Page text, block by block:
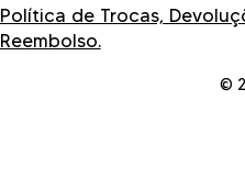
Política de Trocas,
Reembolso.
©